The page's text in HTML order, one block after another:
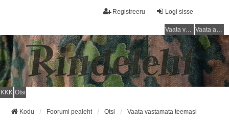
Logi sisse
Registreeru
Vaata vastamata teemasi Vaata aktiivseid teemasid
KKK Otsi
Kodu Foorumi pealeht Otsi Vaata vastamata teemasi